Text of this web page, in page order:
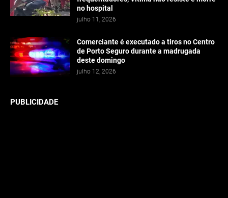
no hospital
julho 11, 2026
Comerciante é executado a tiros no Centro
de Porto Seguro durante a madrugada
deste domingo
julho 12, 2026
PUBLICIDADE